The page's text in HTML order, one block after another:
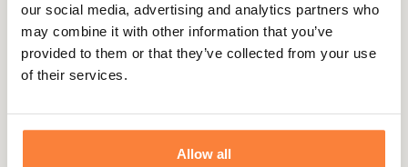
our social media, advertising and analytics partners who
may combine it with other information that you’ve
provided to them or that they’ve collected from your use
of their services.
Allow all
Description
Dubarryvous propose ces chaussettes de bottes Raftery
les températures se rafraîchissent.
Ces chaussettes sont confectionnées afin de faire toute